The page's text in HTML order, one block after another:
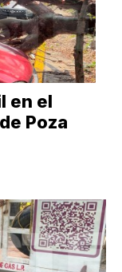
en el
Poza